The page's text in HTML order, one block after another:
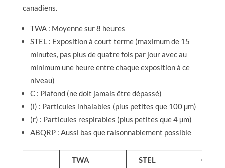
canadiens.
TWA : Moyenne sur 8 heures
STEL : Exposition à court terme (maximum de 15
minutes, pas plus de quatre fois par jour avec au
minimum une heure entre chaque exposition à ce
niveau)
C : Plafond (ne doit jamais être dépassé)
(i) : Particules inhalables (plus petites que 100 µm)
(r) : Particules respirables (plus petites que 4 µm)
ABQRP : Aussi bas que raisonnablement possible
TWA STEL C